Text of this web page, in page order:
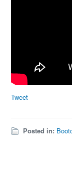
Tweet
Posted in: